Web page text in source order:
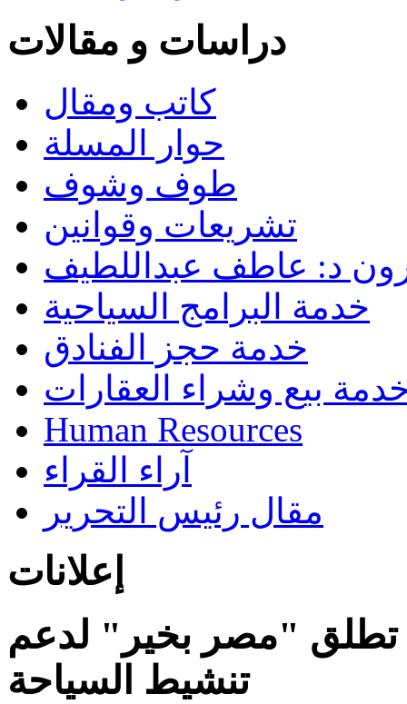
دراسات و مقالات
كاتب ومقال
حوار المسلة
طوف وشوف
تشريعات وقوانين
د: عاطف عبداللطيف
خدمة البرامج السياحية
خدمة حجز الفنادق
بيع وشراء العقارات
Human Resources
آراء القراء
مقال رئيس التحرير
إعلانات
تطلق "مصر بخير" لدعم
تنشيط السياحة